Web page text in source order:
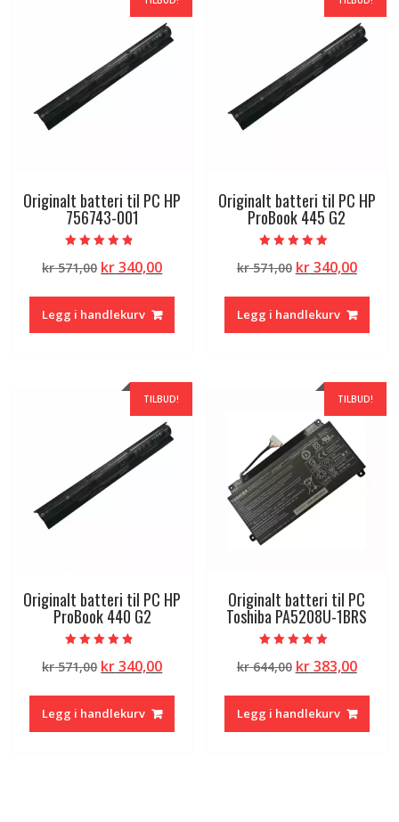
Originalt batteri til PC HP
756743-001
4.50
av 5
kr571,00 Opprinnelig
var:
kr 571,00.
kr340,00Nåværende
er:
kr 340,00.
Legg i handlekurv
Originalt batteri til PC HP
ProBook 445 G2
5.00
av 5
kr571,00 Opprinnelig
var:
kr 571,00.
kr340,00
er:
kr
Legg i handlekurv
TILBUD!
Originalt batteri til PC HP
ProBook 440 G2
4.50
av 5
kr571,00 Opprinnelig
var:
kr 571,00.
kr340,00Nåværende
kr 340,00.
Legg i handlekurv
TILBUD!
Originalt batteri til PC
Toshiba PA5208U-1BRS
5.00
av 5
kr644,00 Opprinnelig
var:
kr 644,00.
kr383,00
kr
Legg i handlekurv